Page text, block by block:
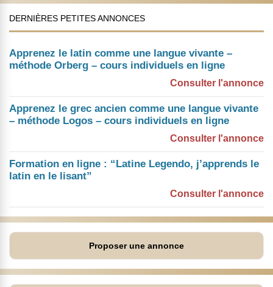
DERNIÈRES PETITES ANNONCES
Apprenez le latin comme une langue vivante –
méthode Orberg – cours individuels en ligne
Consulter l'annonce
Apprenez le grec ancien comme une langue vivante
– méthode Logos – cours individuels en ligne
Consulter l'annonce
Formation en ligne : “Latine Legendo, j’apprends le
latin en le lisant”
Consulter l'annonce
Proposer une annonce